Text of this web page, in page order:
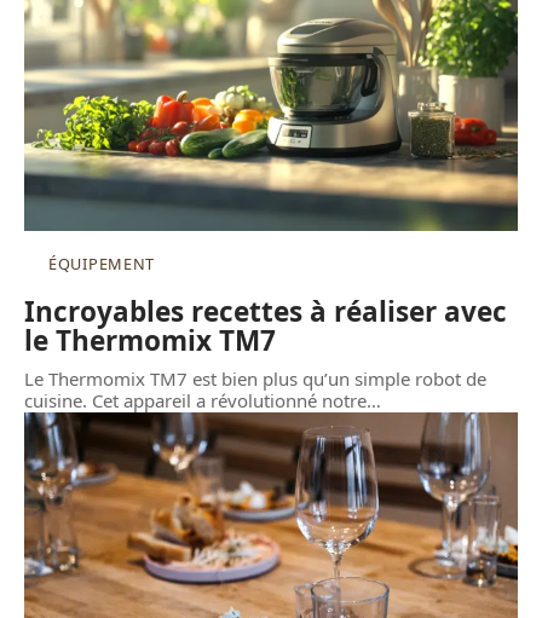
ÉQUIPEMENT
Incroyables recettes à réaliser avec
le Thermomix TM7
Le Thermomix TM7 est bien plus qu’un simple robot de
cuisine. Cet appareil a révolutionné notre…